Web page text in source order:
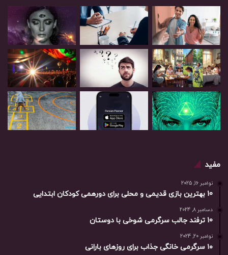
مفید
نوامبر 16, 2025
10 بهترین بازی‌ قدیمی و محلی برای دورهمی کودکان ابتدایی
دسامبر 8, 2024
10 ترفند جالب سرگرمی شوخی با دوستان
نوامبر 20, 2024
۱۰ سرگرمی خانگی جذاب برای روزهای بارانی